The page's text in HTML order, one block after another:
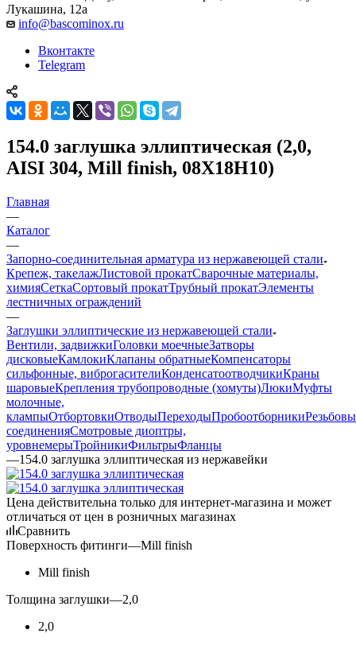
Лукашина, 12а
info@bascominox.ru
Вконтакте
Telegram
154.0 заглушка эллиптическая (2,0,
AISI 304, Mill finish, 08Х18Н10)
Главная
—
Каталог
—
Запорно-соединительная арматура из нержавеющей стали
Крепеж, такелажЛистовой прокатСварочные материалы,
химияСеткаСортовый прокатТрубный прокатЭлементы
лестничных ограждений
—
Заглушки эллиптические из нержавеющей стали
Вентили, задвижкиГоловки моечныеЗатворы
дисковыеКамлокиКлапаны обратныеКомпенсаторы
сильфонные, виброгасителиКонденсатоотводчикиКраны
шаровыеКрепления трубопроводные (хомуты)ЛюкиМуфты
молочные,
клампыОтбортовкиОтводыПереходыПробоотборники
соединенияСмотровые диоптры,
уровнемерыТройникиФильтрыФланцы
—154.0 заглушка эллиптическая из нержавейки
Цена действительна только для интернет-магазина и может
отличаться от цен в розничных магазинах
Сравнить
Поверхность фитинги—Mill finish
Mill finish
Толщина заглушки—2,0
2,0